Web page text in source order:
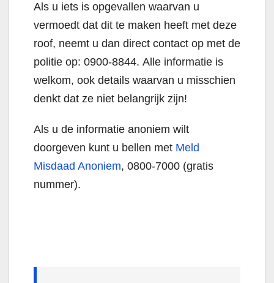
Als u iets is opgevallen waarvan u
vermoedt dat dit te maken heeft met deze
roof, neemt u dan direct contact op met de
politie op: 0900-8844. Alle informatie is
welkom, ook details waarvan u misschien
denkt dat ze niet belangrijk zijn!
Als u de informatie anoniem wilt
doorgeven kunt u bellen met Meld
Misdaad Anoniem, 0800-7000 (gratis
nummer).